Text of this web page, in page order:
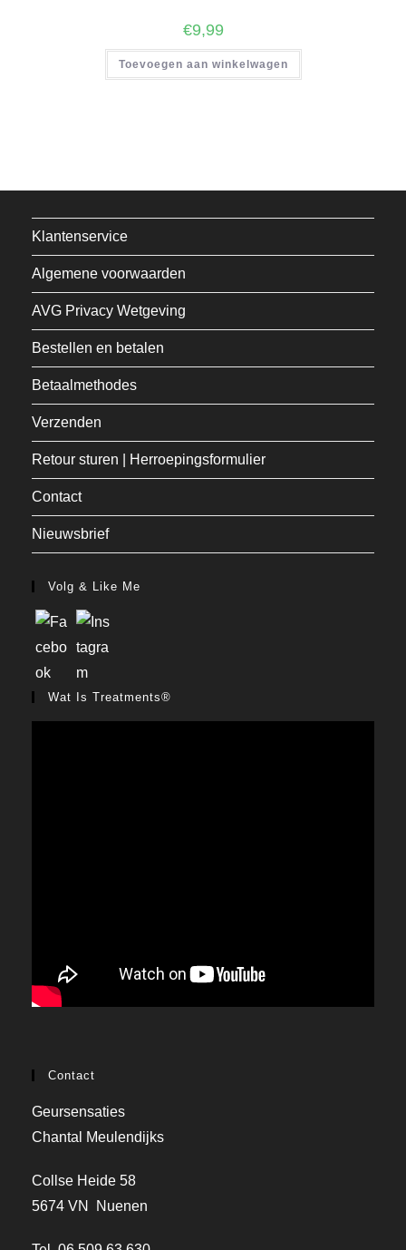
€9,99
Toevoegen aan winkelwagen
Klantenservice
Algemene voorwaarden
AVG Privacy Wetgeving
Bestellen en betalen
Betaalmethodes
Verzenden
Retour sturen | Herroepingsformulier
Contact
Nieuwsbrief
Volg & Like Me
Wat Is Treatments®
Contact
Geursensaties
Chantal Meulendijks
Collse Heide 58
5674 VN Nuenen